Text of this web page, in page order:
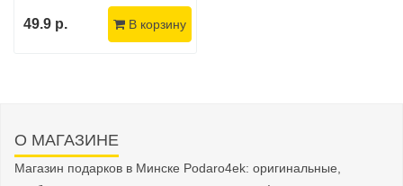
49.9 р. В корзину
О МАГАЗИНЕ
Магазин подарков в Минске Podaro4ek: оригинальные,